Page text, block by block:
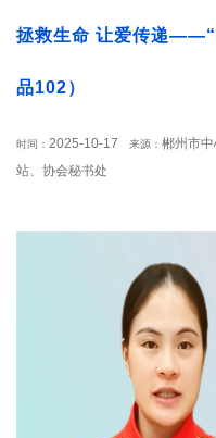
拯救生命 让爱传递——“
品102）
时间： 2025-10-17 来源： 郴州市
站、协会秘书处